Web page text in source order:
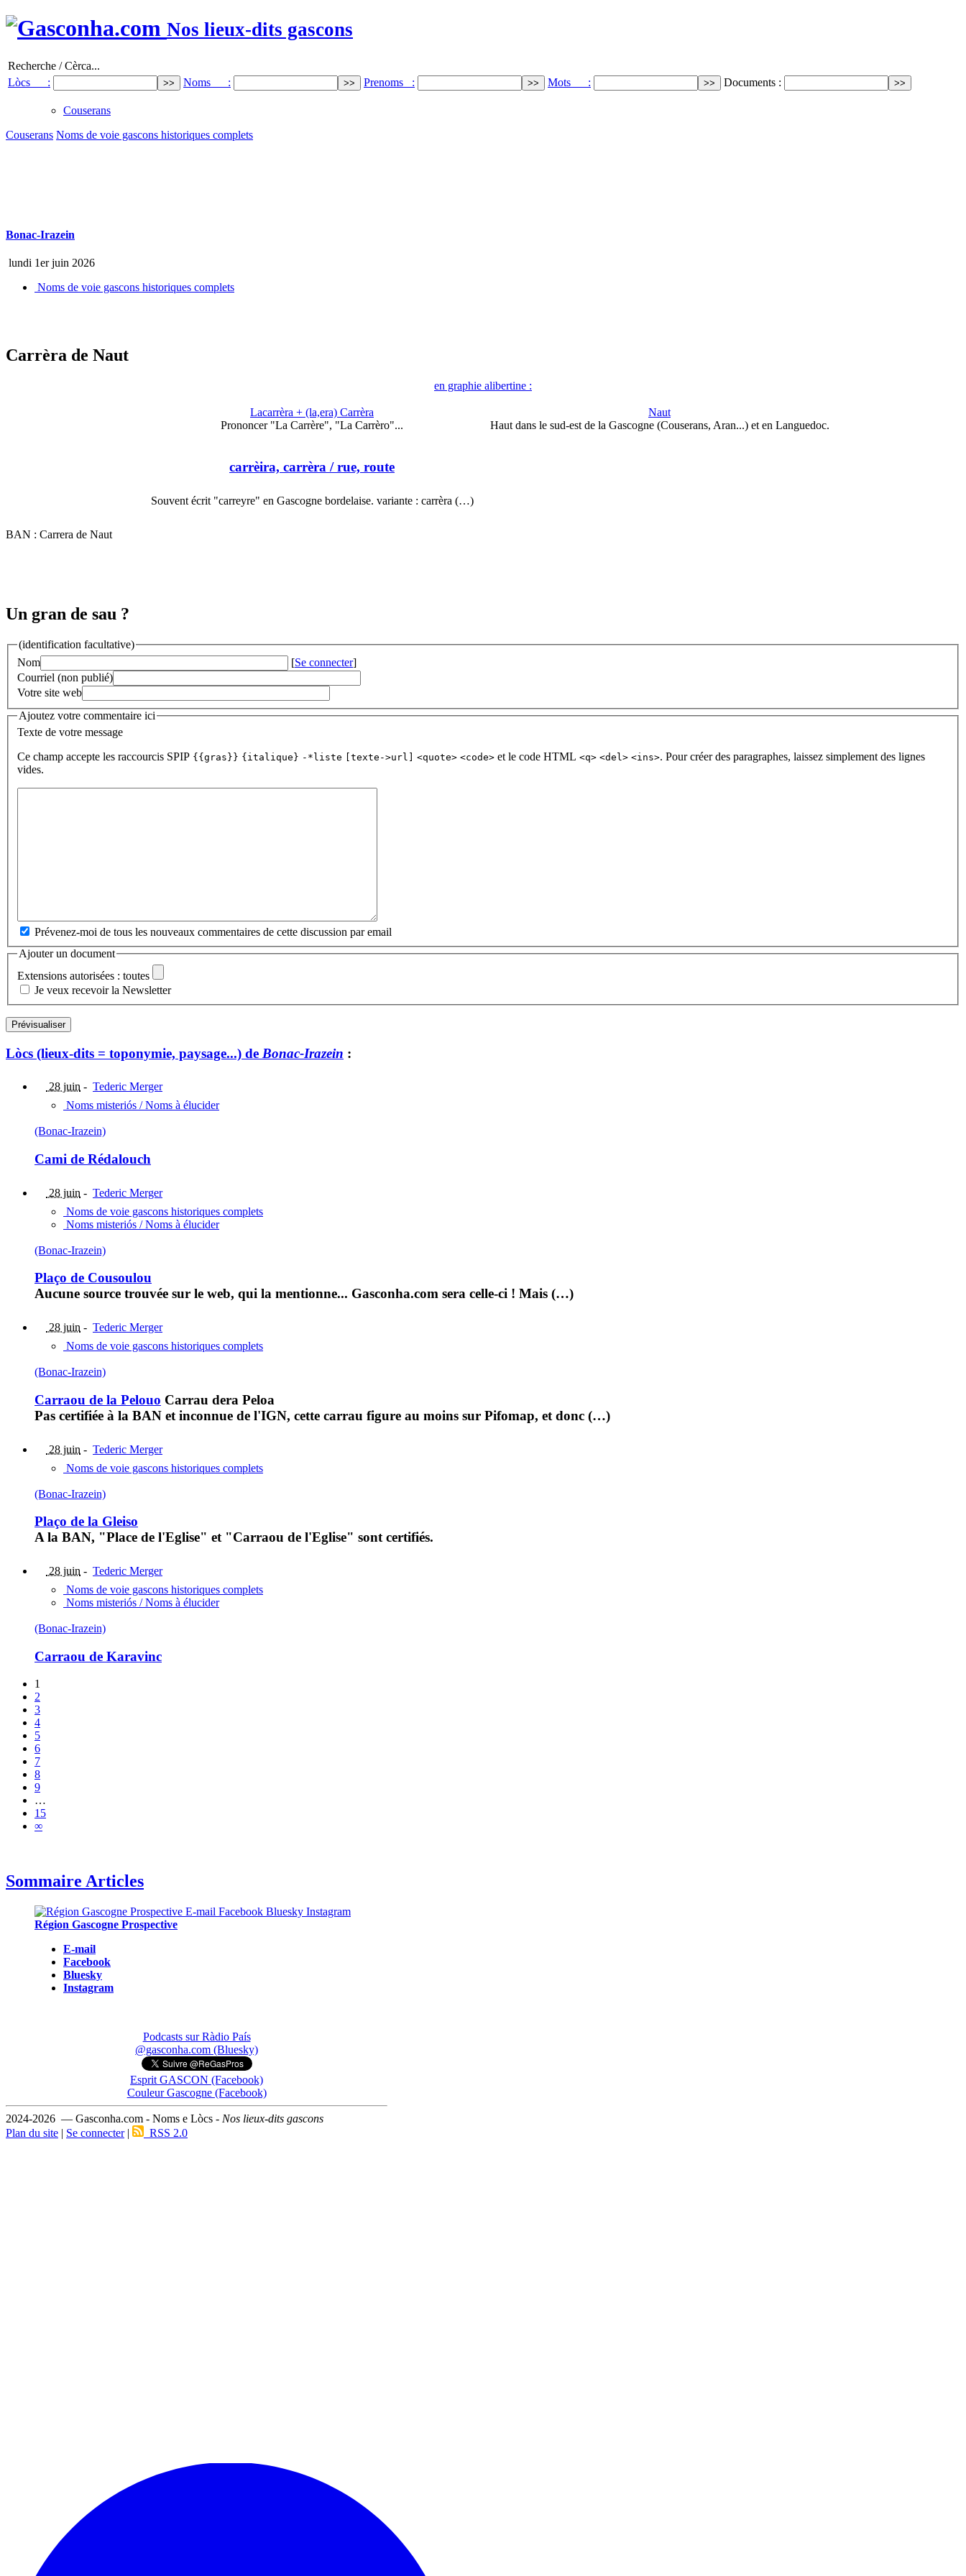
Nos lieux-dits gascons
Recherche / Cèrca...
Lòcs :
Noms : Prenoms : Mots : Documents :
Couserans
Couserans Noms de voie gascons historiques complets
Bonac-Irazein
lundi 1er juin 2026
Noms de voie gascons historiques complets
Carrèra de Naut
en graphie alibertine :
Lacarrèra + (la,era) Carrèra
Prononcer "La Carrère", "La Carrèro"...
carrèira, carrèra / rue, route
Souvent écrit "carreyre" en Gascogne bordelaise. variante : carrèra (…)
Naut
Haut dans le sud-est de la Gascogne (Couserans, Aran...) et en Languedoc.
BAN : Carrera de Naut
Un gran de sau ?
(identification facultative)
Nom
[Se connecter]
Courriel (non publié)
Votre site web
Ajoutez votre commentaire ici
Texte de votre message
Ce champ accepte les raccourcis SPIP {{gras}} {italique} -*liste [texte->url] <quote> <code> et le code HTML <q> <del> <ins>. Pour créer des paragraphes, laissez simplement des lignes
vides.
Prévenez-moi de tous les nouveaux commentaires de cette discussion par email
Ajouter un document
Extensions autorisées : toutes
Je veux recevoir la Newsletter
Lòcs (lieux-dits = toponymie, paysage...) de Bonac-Irazein :
28 juin - Tederic Merger
Noms misteriós / Noms à élucider
(Bonac-Irazein)
Cami de Rédalouch
28 juin - Tederic Merger
Noms de voie gascons historiques complets
Noms misteriós / Noms à élucider
(Bonac-Irazein)
Plaço de Cousoulou
Aucune source trouvée sur le web, qui la mentionne... Gasconha.com sera celle-ci ! Mais (…)
28 juin - Tederic Merger
Noms de voie gascons historiques complets
(Bonac-Irazein)
Carraou de la Pelouo Carrau dera Peloa
Pas certifiée à la BAN et inconnue de l'IGN, cette carrau figure au moins sur Pifomap, et donc (…)
28 juin - Tederic Merger
Noms de voie gascons historiques complets
(Bonac-Irazein)
Plaço de la Gleiso
A la BAN, "Place de l'Eglise" et "Carraou de l'Eglise" sont certifiés.
28 juin - Tederic Merger
Noms de voie gascons historiques complets
Noms misteriós / Noms à élucider
(Bonac-Irazein)
Carraou de Karavinc
1
2
3
4
5
6
7
8
9
…
15
∞
Sommaire Articles
Région Gascogne Prospective
E-mail
Facebook
Bluesky
Instagram
Podcasts sur Ràdio País
@gasconha.com (Bluesky)
Esprit GASCON (Facebook)
Couleur Gascogne (Facebook)
2024-2026 — Gasconha.com - Noms e Lòcs - Nos lieux-dits gascons
Plan du site | Se connecter| RSS 2.0